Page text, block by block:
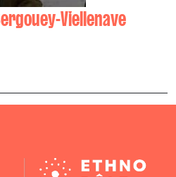
Viellenave